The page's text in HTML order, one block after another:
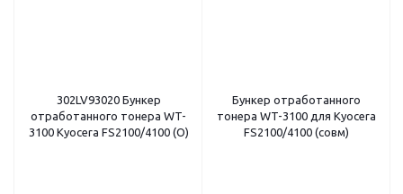
302LV93020 Бункер
отработанного тонера WT-
3100 Kyocera FS2100/4100 (O)
Бункер отработанного
тонера WT-3100 для Kyocera
FS2100/4100 (совм)